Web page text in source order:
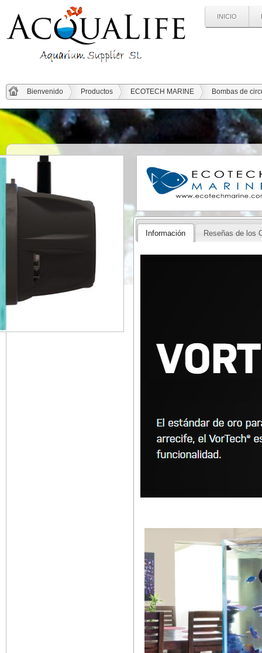
INICIO
Bienvenido Productos ECOTECH MARINE Bombas de
Información Reseñas de los